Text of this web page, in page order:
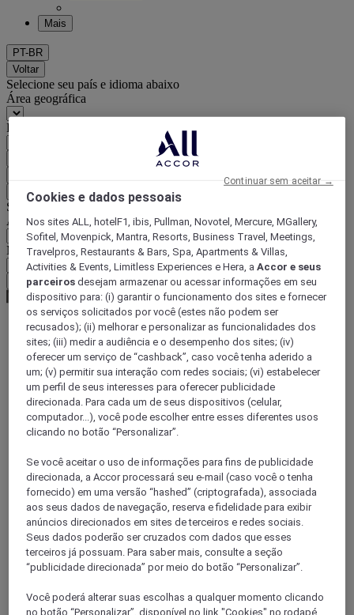
Mais
PT-BR
Voltar
Selecione seu país e idioma abaixo
Área geográfica
País/região-idioma
Voltar
Selecione sua moeda abaixo
Área geográfica
Moeda
Confirmar minha moeda
World
Europe
Germany
Lower Saxony
Garbsen
HANNOVER, Alemanha
Cookies e dados pessoais
Nos sites ALL, hotelF1, ibis, Pullman, Novotel, Mercure, MGallery,
Sofitel, Movenpick, Mantra, Resorts, Business Travel, Meetings,
Travelpros, Restaurants & Bars, Spa, Apartments & Villas,
Activities & Events, Limitless Experiences e Hera, aAccor e seus
parceiros desejam armazenar ou acessar informações em seu
dispositivo para: (i) garantir o funcionamento dos sites e fornecer
os serviços solicitados por você (estes não podem ser
recusados); (ii) melhorar e personalizar as funcionalidades dos
sites; (iii) medir a audiência e o desempenho dos sites; (iv)
oferecer um serviço de “cashback”, caso você tenha aderido a
um; (v) permitir sua interação com redes sociais; (vi) estabelecer
um perfil de seus interesses para oferecer publicidade
direcionada. Para cada um de seus dispositivos (celular,
computador...), você pode escolher entre esses diferentes usos
clicando no botão “Personalizar”.
Se você aceitar o uso de informações para fins de publicidade
direcionada, a Accor processará seu e-mail (caso você o tenha
fornecido) em uma versão “hashed” (criptografada), associada
aos seus dados de navegação, reserva e fidelidade para exibir
anúncios direcionados em sites de terceiros e redes sociais.
Seus dados poderão ser cruzados com dados que esses
terceiros já possuam. Para saber mais, consulte a seção
“publicidade direcionada” por meio do botão “Personalizar”.
Você poderá alterar suas escolhas a qualquer momento clicando
no botão “Personalizar”, disponível no link "Cookies" no rodapé
Continuar sem aceitar →